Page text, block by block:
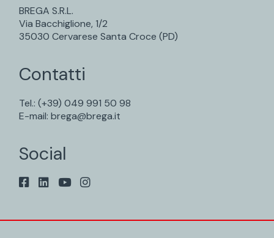
BREGA S.R.L.
Via Bacchiglione, 1/2
35030 Cervarese Santa Croce (PD)
Contatti
Tel.:(+39) 049 991 50 98
E-mail:brega@brega.it
Social